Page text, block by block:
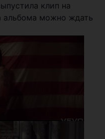
клип на
альбома можно ждать